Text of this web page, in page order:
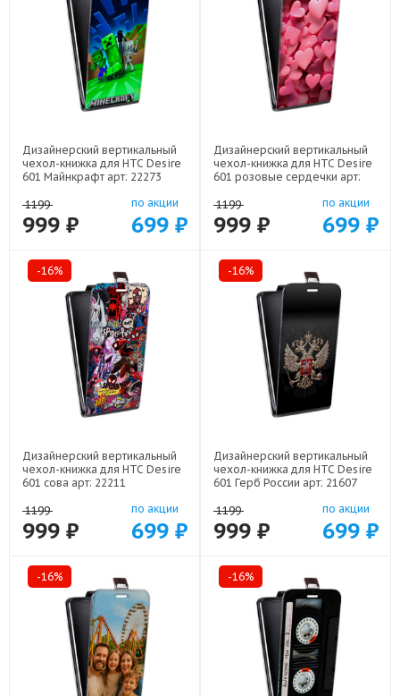
Дизайнерский вертикальный
чехол-книжка для HTC Desire
601 Майнкрафт арт: 22273
1199
999 ₽
по акции
699 ₽
Дизайнерский вертикальный
чехол-книжка для HTC Desire
601 розовые сердечки арт:
1199
999 ₽
по акции
699 ₽
-16%
Дизайнерский вертикальный
чехол-книжка для HTC Desire
601 сова арт: 22211
1199
999 ₽
по акции
699 ₽
-16%
Дизайнерский вертикальный
чехол-книжка для HTC Desire
601 Герб России арт: 21607
1199
999 ₽
по акции
699 ₽
-16% -16%